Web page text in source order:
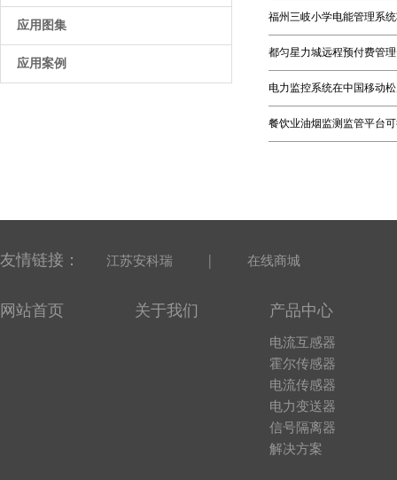
应用图集
应用案例
福州三岐小学电能管理系
都匀星力城远程预付费管
电力监控系统在中国移动
餐饮业油烟监测监管平台
友情链接： 江苏安科瑞 | 在线商城
网站首页 关于我们 产品中心
电流互感器
霍尔传感器
电流传感器
电力变送器
信号隔离器
解决方案